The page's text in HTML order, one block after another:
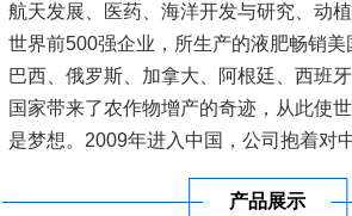
航天发展、医药、海洋开发与研究、动
世界前500强企业，所生产的液肥畅销美
巴西、俄罗斯、加拿大、阿根廷、西班
国家带来了农作物增产的奇迹，从此使
是梦想。2009年进入中国，公司抱着对
东、广西、海南等20多...
[查看详情]
产品展示